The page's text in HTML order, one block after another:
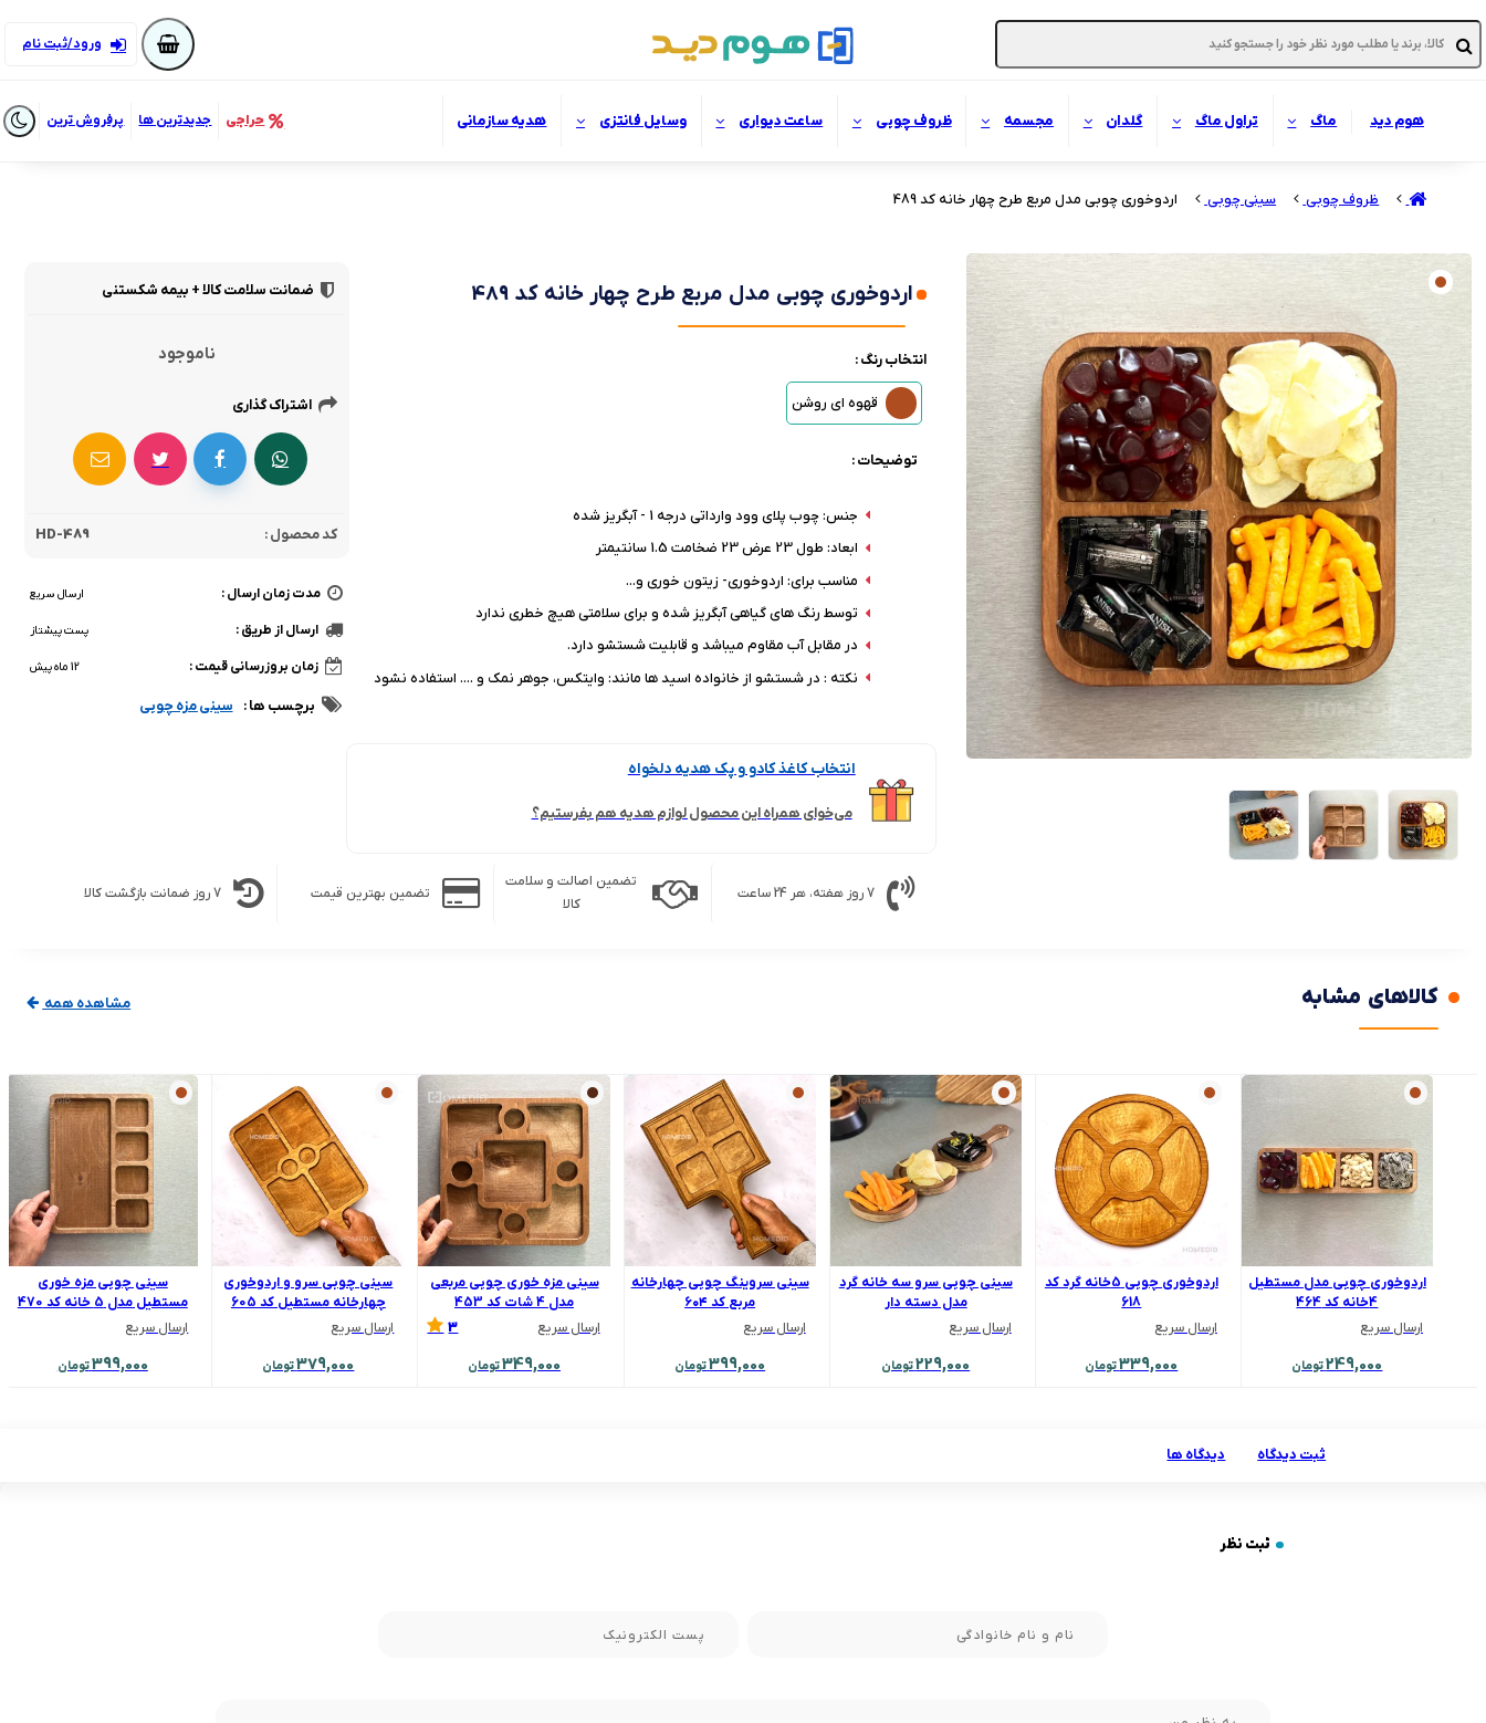
ورود/ثبت نام
هوم دید ماگ تراول ماگ گلدان مجسمه ظروف چوبی ساعت دیواری وسایل فانتزی هدیه سازمانی حراجی جدیدترین ها پرفروش ترین
ظروف چوبی سینی چوبی اردوخوری چوبی مدل مربع طرح چهار خانه کد 489
اردوخوری چوبی مدل مربع طرح چهار خانه کد 489
انتخاب رنگ :
قهوه ای روشن
توضیحات :
جنس: چوب پلای وود وارداتی درجه 1 - آبگریز شده
ابعاد: طول 23 عرض 23 ضخامت 1.5 سانتیمتر
مناسب برای: اردوخوری- زیتون خوری و...
توسط رنگ های گیاهی آبگریز شده و برای سلامتی هیچ خطری ندارد
در مقابل آب مقاوم میباشد و قابلیت شستشو دارد.
نکته : در شستشو از خانواده اسید ها مانند: وایتکس، جوهر نمک و .... استفاده نشود
ضمانت سلامت کالا + بیمه شکستنی
ناموجود
اشتراک گذاری
کد محصول : HD-489
مدت زمان ارسال : ارسال سریع
ارسال از طریق : پست پیشتاز
زمان بروزرسانی قیمت : 12 ماه پیش
برچسب ها : سینی مزه چوبی
انتخاب کاغذ کادو و پک هدیه دلخواه
می‌خوای همراه این محصول لوازم هدیه هم بفرستیم؟
7 روز هفته، هر 24 ساعت
تضمین اصالت و سلامت
کالا
تضمین بهترین قیمت 7 روز ضمانت بازگشت کالا
کالاهای مشابه مشاهده همه
اردوخوری چوبی مدل مستطیل
4خانه کد 464
ارسال سریع
249,000تومان
اردوخوری چوبی 5خانه گرد کد
618
ارسال سریع
339,000تومان
سینی چوبی سرو سه خانه گرد
مدل دسته دار
ارسال سریع
229,000تومان
سینی سروینگ چوبی چهارخانه
مربع کد ۶۰۴
ارسال سریع
399,000تومان
سینی مزه خوری چوبی مربعی
مدل 4 شات کد 453
ارسال سریع
3
349,000تومان
سینی چوبی سرو و اردوخوری
چهارخانه مستطیل کد 605
ارسال سریع
379,000تومان
سینی چوبی مزه خوری
مستطیل مدل 5 خانه کد 470
ارسال سریع
399,000تومان
ثبت دیدگاه دیدگاه ها
ثبت نظر